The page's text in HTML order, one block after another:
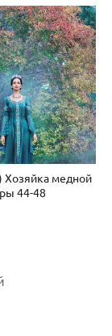
Хозяйка медной
44-48